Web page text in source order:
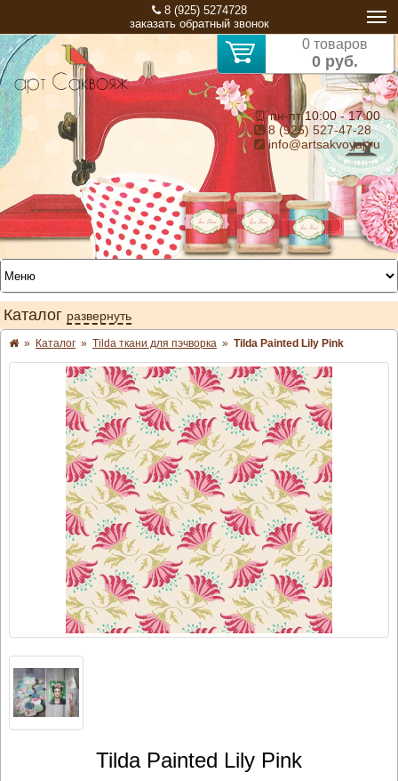
8 (925) 5274728
заказать обратный звонок
0 товаров
0 руб.
⏰ пн-пт 10:00 - 17:00
8 (925) 527-47-28
info@artsakvoyaj.ru
Каталог развернуть
» Каталог » Tilda ткани для пэчворка » Tilda Painted Lily Pink
Tilda Painted Lily Pink